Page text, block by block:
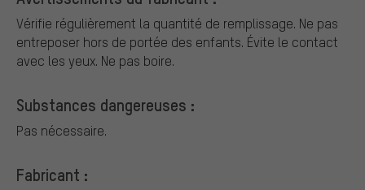
Vérifie régulièrement la quantité de remplissage. Ne pas
entreposer hors de portée des enfants. Évite le contact
avec les yeux. Ne pas boire.
Substances dangereuses :
Pas nécessaire.
Fabricant :